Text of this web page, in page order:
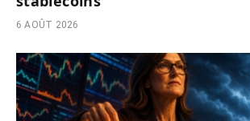
6 AOÛT 2026